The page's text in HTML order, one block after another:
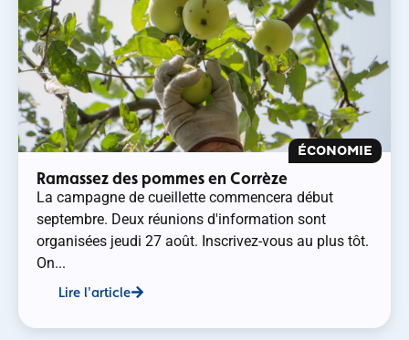
ÉCONOMIE
Ramassez des pommes en Corrèze
La campagne de cueillette commencera début
septembre. Deux réunions d'information sont
organisées jeudi 27 août. Inscrivez-vous au plus tôt.
On...
Lire l'article